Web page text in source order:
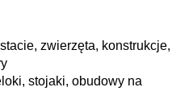
zwierzęta, konstrukcje,
stojaki, obudowy na